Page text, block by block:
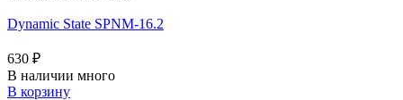
Dynamic State SPNM-16.2
630 ₽
В наличии много
В корзину